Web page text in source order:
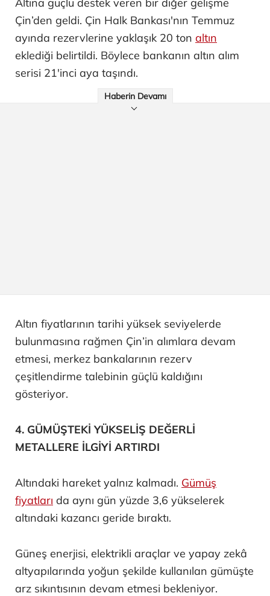
Çin’den geldi. Çin Halk Bankası'nın Temmuz
ayında rezervlerine yaklaşık 20 ton altın
eklediği belirtildi. Böylece bankanın altın alım
serisi 21'inci aya taşındı.
Haberin Devamı
Altın fiyatlarının tarihi yüksek seviyelerde
bulunmasına rağmen Çin’in alımlara devam
etmesi, merkez bankalarının rezerv
çeşitlendirme talebinin güçlü kaldığını
gösteriyor.
4. GÜMÜŞTEKİ YÜKSELİŞ DEĞERLİ
METALLERE İLGİYİ ARTIRDI
Altındaki hareket yalnız kalmadı. Gümüş
fiyatları da aynı gün yüzde 3,6 yükselerek
altındaki kazancı geride bıraktı.
Güneş enerjisi, elektrikli araçlar ve yapay zekâ
altyapılarında yoğun şekilde kullanılan gümüşte
arz sıkıntısının devam etmesi bekleniyor.